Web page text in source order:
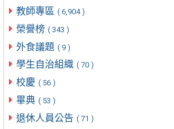
教師專區 ( 6,904 )
榮譽榜 ( 343 )
外食議題 ( 9 )
學生自治組織 ( 70 )
校慶 ( 56 )
畢典 ( 53 )
退休人員公告 ( 71 )